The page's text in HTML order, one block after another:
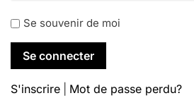
Se souvenir de moi
S'inscrire Mot de passe perdu?